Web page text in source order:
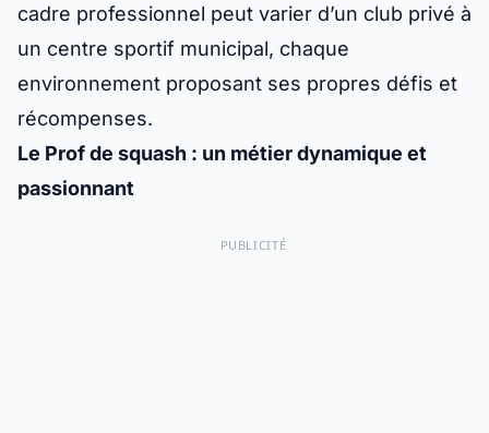
cadre professionnel peut varier d’un club privé à
un centre sportif municipal, chaque
environnement proposant ses propres défis et
récompenses.
Le Prof de squash : un métier dynamique et
passionnant
PUBLICITÉ